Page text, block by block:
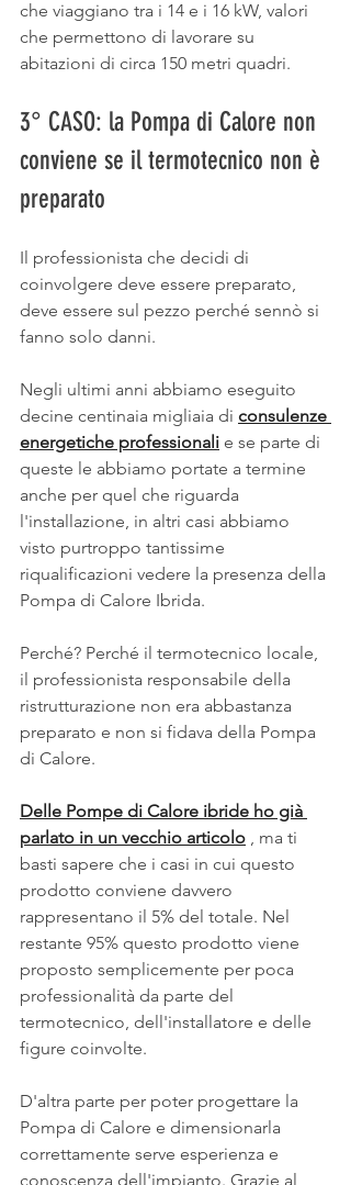
che viaggiano tra i 14 e i 16 kW, valori
che permettono di lavorare su
abitazioni di circa 150 metri quadri.
3° CASO: la Pompa di Calore non
conviene se il termotecnico non è
preparato
Il professionista che decidi di
coinvolgere deve essere preparato,
deve essere sul pezzo perché sennò si
fanno solo danni.
Negli ultimi anni abbiamo eseguito
decine centinaia migliaia di consulenze
energetiche professionali e se parte di
queste le abbiamo portate a termine
anche per quel che riguarda
l'installazione, in altri casi abbiamo
visto purtroppo tantissime
riqualificazioni vedere la presenza della
Pompa di Calore Ibrida.
Perché? Perché il termotecnico locale,
il professionista responsabile della
ristrutturazione non era abbastanza
preparato e non si fidava della Pompa
di Calore.
Delle Pompe di Calore ibride ho già
parlato in un vecchio articolo , ma ti
basti sapere che i casi in cui questo
prodotto conviene davvero
rappresentano il 5% del totale. Nel
restante 95% questo prodotto viene
proposto semplicemente per poca
professionalità da parte del
termotecnico, dell'installatore e delle
figure coinvolte.
D'altra parte per poter progettare la
Pompa di Calore e dimensionarla
correttamente serve esperienza e
conoscenza dell'impianto. Grazie al